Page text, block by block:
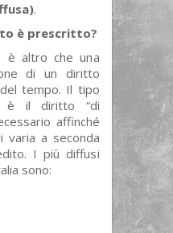
.
è prescritto?
è altro che una
di un diritto
tempo. Il tipo
è il diritto “di
affinché
varia a seconda
I più diffusi
sono: